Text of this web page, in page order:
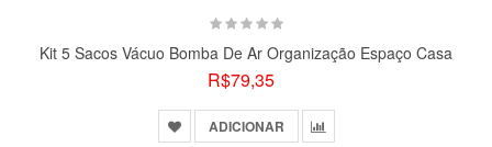
Kit 5 Sacos Vácuo Bomba De Ar Organização Espaço Casa
R$79,35
ADICIONAR